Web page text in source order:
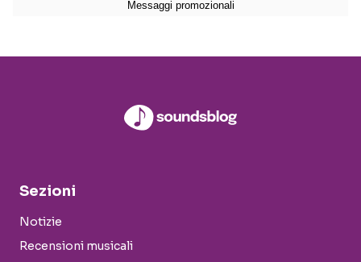
Sezioni
Notizie
Recensioni musicali